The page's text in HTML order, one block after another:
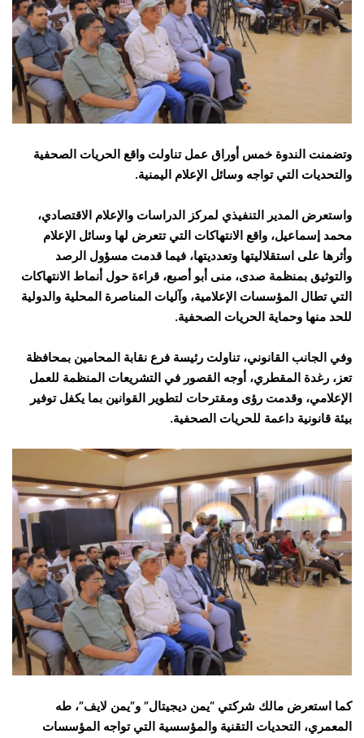
وتضمنت الندوة خمس أوراق عمل تناولت واقع الحريات الصحفية
والتحديات التي تواجه وسائل الإعلام اليمنية.
واستعرض المدير التنفيذي لمركز الدراسات والإعلام الاقتصادي،
محمد إسماعيل، واقع الانتهاكات التي تتعرض لها وسائل الإعلام
وأثرها على استقلاليتها وتعدديتها، فيما قدمت مسؤول الرصد
والتوثيق بمنظمة صدى، منى أبو أصبع، قراءة حول أنماط الانتهاكات
التي تطال المؤسسات الإعلامية، وآليات المناصرة المحلية والدولية
للحد منها وحماية الحريات الصحفية.
وفي الجانب القانوني، تناولت رئيسة فرع نقابة المحامين بمحافظة
تعز، رغدة المقطري، أوجه القصور في التشريعات المنظمة للعمل
الإعلامي، وقدمت رؤى ومقترحات لتطوير القوانين بما يكفل توفير
بيئة قانونية داعمة للحريات الصحفية.
كما استعرض مالك شركتي “يمن ديجيتال” و”يمن لايف”، طه
المعمري، التحديات التقنية والمؤسسية التي تواجه المؤسسات